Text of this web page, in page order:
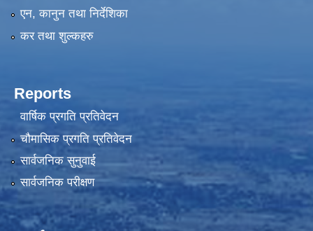
एन, कानुन तथा निर्देशिका
कर तथा शुल्कहरु
Reports
वार्षिक प्रगति प्रतिवेदन
चौमासिक प्रगति प्रतिवेदन
सार्वजनिक सुनुवाई
सार्वजनिक परीक्षण